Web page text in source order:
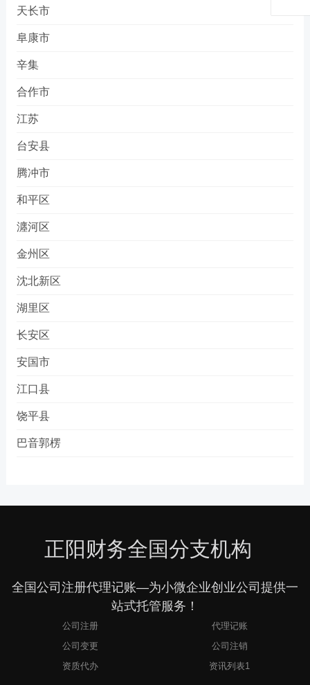
天长市
阜康市
辛集
合作市
江苏
台安县
腾冲市
和平区
瀍河区
金州区
沈北新区
湖里区
长安区
安国市
江口县
饶平县
巴音郭楞
正阳财务全国分支机构
全国公司注册代理记账—为小微企业创业公司提供一
站式托管服务！
公司注册
代理记账
公司变更
公司注销
资质代办
资讯列表1